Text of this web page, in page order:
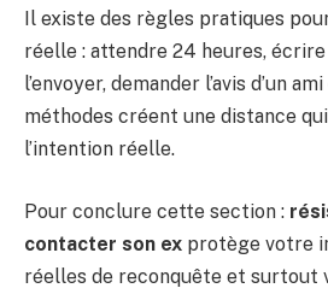
Il existe des règles pratiques
réelle : attendre 24 heures, écrire
l’envoyer, demander l’avis d’un
méthodes créent une distance
l’intention réelle.
Pour conclure cette section :
contacter son ex protège votre
réelles de reconquête et surtout